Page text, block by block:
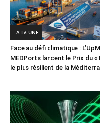
- A LA UNE
Face au défi climatique :
MEDPorts lancent le Prix du «
le plus résilient de la